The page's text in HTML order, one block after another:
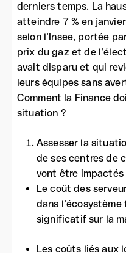
derniers temps. La
atteindre 7 % en
selon l’Insee, portée
prix du gaz et de
avait disparu et qui
leurs équipes sans
Comment la Finance
situation ?
Assesser la
de ses centres de
vont être impactés
Le coût des
dans
significatif sur la
Les coûts liés aux